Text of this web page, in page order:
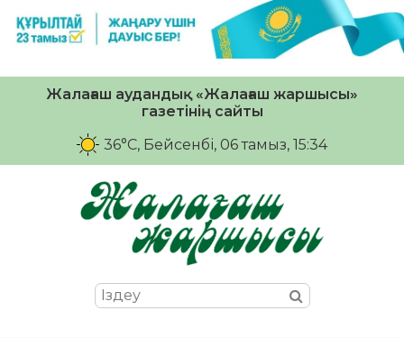
Жалағаш аудандық «Жалағаш жаршысы»
газетінің сайты
36°C, Бейсенбі, 06 тамыз, 15:34